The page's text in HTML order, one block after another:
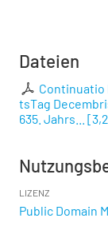
Dateien
Continuatio
tsTag
635. Jahrs...
[
LIZENZ
Public Domain